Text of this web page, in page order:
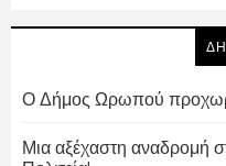
Ο Δήμος Ωρωπού
Μια αξέχαστη αναδρομή